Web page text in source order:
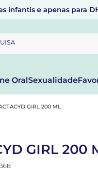
infantis e apenas para
OralSexualidade
GIRL 200 ML
GIRL 200